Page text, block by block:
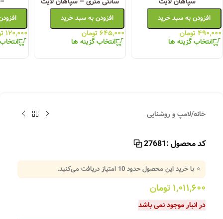
افزودن به سبد خرید
۴۹۰,۰۰۰ تومان
انتخاب گزینه ها
افزودن به سبد خرید
۶۴۵,۰۰۰تومان
انتخاب گزینه ها
۱۲۰,۰۰۰
خانه/لامپ و روشنایی
کد محصول :27681
⭐ با خرید این محصول حدود10 امتیاز دریافت می‌کنید.
۱,۰۱۱,۶۰۰ تومان
در انبار موجود نمی باشد